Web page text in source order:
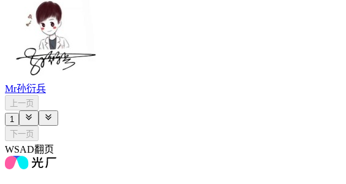
Mr孙衍兵
上一页
1
下一页
WSAD翻页